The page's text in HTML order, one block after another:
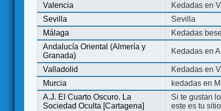
Valencia
Kedadas en
Sevilla
Sevilla
Málaga
Kedadas
Andalucía Oriental (Almería y
Granada)
Kedadas en
Valladolid
Kedadas en
Murcia
kedadas en
A.J. El Cuarto Oscuro. La
Sociedad Oculta [Cartagena]
Si te gustan
este es tu